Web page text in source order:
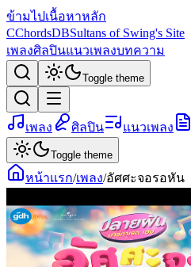
ข้ามไปเนื้อหาหลัก
CChordsDBSultans of Swing's Site
เพลงศิลปินแนวเพลงบทความ
Toggle theme
เพลง ศิลปิน แนวเพลง
Toggle theme
หน้าแรก/เพลง/อัศศะจอรอหัน